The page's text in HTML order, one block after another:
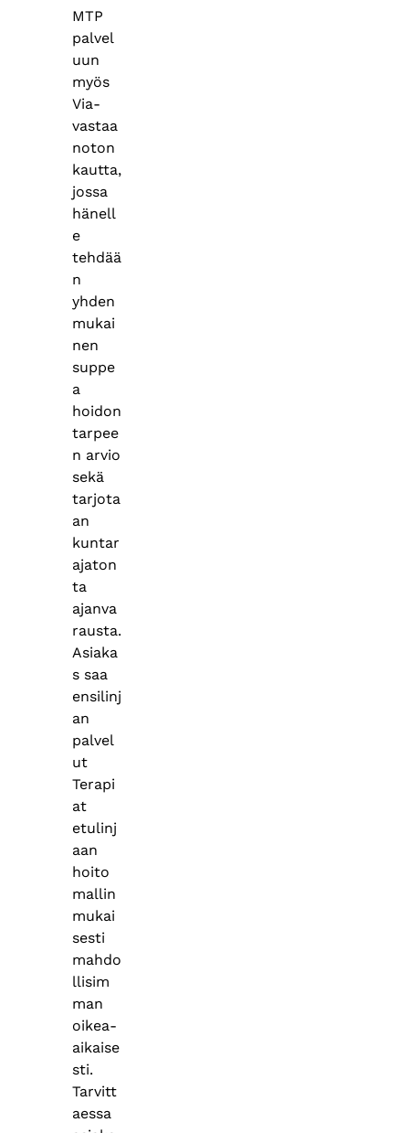
MTP
palvel
uun
myös
Via-
vastaa
noton
kautta,
jossa
hänell
e
tehdää
n
yhden
mukai
nen
suppe
a
hoidon
tarpee
n arvio
sekä
tarjota
an
kuntar
ajaton
ta
ajanva
rausta.
Asiaka
s saa
ensilinj
an
palvel
ut
Terapi
at
etulinj
aan
hoito
mallin
mukai
sesti
mahdo
llisim
man
oikea-
aikaise
sti.
Tarvitt
aessa